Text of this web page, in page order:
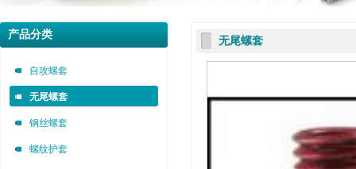
深圳市金永安装实业有限公司 0755-88843616
自攻螺套，无尾螺套，钢丝螺套，插销螺套厂家深圳市金永安装实业有限公司 0755-
深圳市金永安装实业有限公司 0755-88843616
自攻螺套，无尾螺套，钢丝螺套，插销螺套厂家深圳市金永安装实业有限公司 0755-
深圳市金永安装实业有限公司 0755-88843616
自攻螺套，无尾螺套，钢丝螺套，插销螺套厂家深圳市金永安装实业有限公司 0755-
产品分类
自攻螺套
无尾螺套
钢丝螺套
螺纹护套
无尾螺套